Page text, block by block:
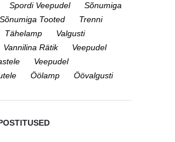
Spordi Veepudel
Sõnumiga
Sõnumiga Tooted
Trenni
Tähelamp
Valgusti
Vannilina Rätik
Veepudel
Veepudel
Öölamp Öövalgusti